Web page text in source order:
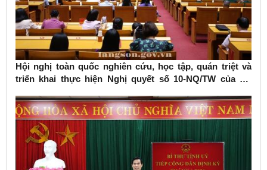
Hội nghị toàn quốc nghiên cứu, học tập, quán triệt và
triển khai thực hiện Nghị quyết số 10-NQ/TW của Bộ